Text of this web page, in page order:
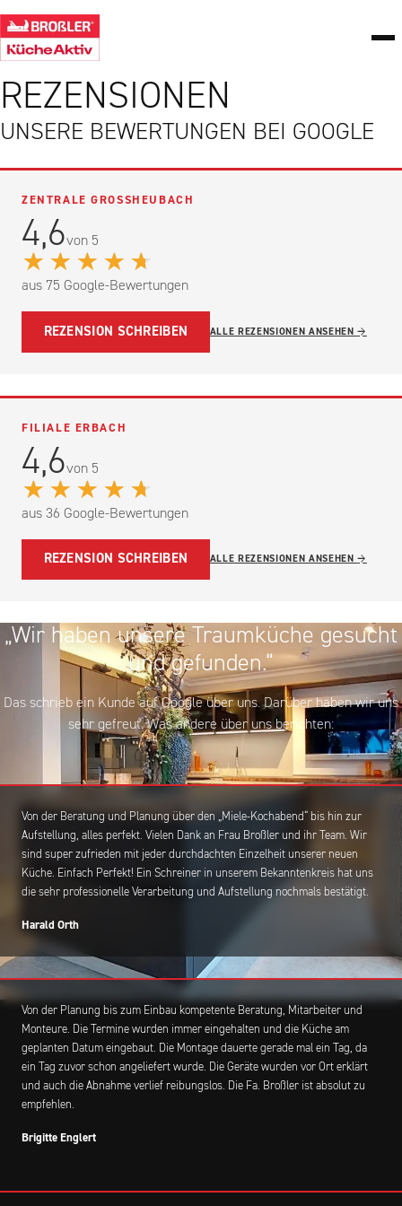
REZENSIONEN
UNSERE BEWERTUNGEN BEI GOOGLE
ZENTRALE GROSSHEUBACH
4,6von 5
★★★★★
aus 75 Google-Bewertungen
REZENSION SCHREIBEN ALLE REZENSIONEN ANSEHEN→
FILIALE ERBACH
4,6von 5
★★★★★
aus 36 Google-Bewertungen
REZENSION SCHREIBEN ALLE REZENSIONEN ANSEHEN→
„Wir haben unsere Traumküche gesucht
und gefunden.“
Das schrieb ein Kunde auf Google über uns. Darüber haben wir uns
sehr gefreut. Was andere über uns berichten:
Von der Beratung und Planung über den „Miele-Kochabend“ bis hin zur
Aufstellung, alles perfekt. Vielen Dank an Frau Broßler und ihr Team. Wir
sind super zufrieden mit jeder durchdachten Einzelheit unserer neuen
Küche. Einfach Perfekt! Ein Schreiner in unserem Bekanntenkreis hat uns
die sehr professionelle Verarbeitung und Aufstellung nochmals bestätigt.
Harald Orth
Von der Planung bis zum Einbau kompetente Beratung, Mitarbeiter und
Monteure. Die Termine wurden immer eingehalten und die Küche am
geplanten Datum eingebaut. Die Montage dauerte gerade mal ein Tag, da
ein Tag zuvor schon angeliefert wurde. Die Geräte wurden vor Ort erklärt
und auch die Abnahme verlief reibungslos. Die Fa. Broßler ist absolut zu
empfehlen.
Brigitte Englert